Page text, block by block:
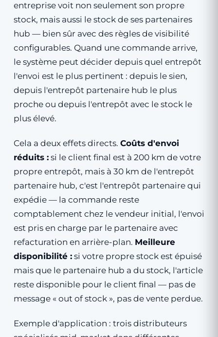
entreprise voit non seulement son propre
stock, mais aussi le stock de ses partenaires
hub — bien sûr avec des règles de visibilité
configurables. Quand une commande arrive,
le système peut décider depuis quel entrepôt
l'envoi est le plus pertinent : depuis le sien,
depuis l'entrepôt partenaire hub le plus
proche ou depuis l'entrepôt avec le stock le
plus élevé.
Cela a deux effets directs. Coûts d'envoi
réduits : si le client final est à 200 km de votre
propre entrepôt, mais à 30 km de l'entrepôt
partenaire hub, c'est l'entrepôt partenaire qui
expédie — la commande reste
comptablement chez le vendeur initial, l'envoi
est pris en charge par le partenaire avec
refacturation en arrière-plan. Meilleure
disponibilité : si votre propre stock est épuisé
mais que le partenaire hub a du stock, l'article
reste disponible pour le client final — pas de
message « out of stock », pas de vente perdue.
Exemple d'application : trois distributeurs